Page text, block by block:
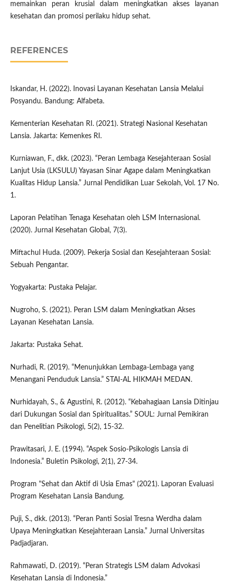
memainkan peran krusial dalam meningkatkan akses layanan
kesehatan dan promosi perilaku hidup sehat.
REFERENCES
Iskandar, H. (2022). Inovasi Layanan Kesehatan Lansia Melalui
Posyandu. Bandung: Alfabeta.
Kementerian Kesehatan RI. (2021). Strategi Nasional Kesehatan
Lansia. Jakarta: Kemenkes RI.
Kurniawan, F., dkk. (2023). “Peran Lembaga Kesejahteraan Sosial
Lanjut Usia (LKSULU) Yayasan Sinar Agape dalam Meningkatkan
Kualitas Hidup Lansia.” Jurnal Pendidikan Luar Sekolah, Vol. 17 No.
1.
Laporan Pelatihan Tenaga Kesehatan oleh LSM Internasional.
(2020). Jurnal Kesehatan Global, 7(3).
Miftachul Huda. (2009). Pekerja Sosial dan Kesejahteraan Sosial:
Sebuah Pengantar.
Yogyakarta: Pustaka Pelajar.
Nugroho, S. (2021). Peran LSM dalam Meningkatkan Akses
Layanan Kesehatan Lansia.
Jakarta: Pustaka Sehat.
Nurhadi, R. (2019). “Menunjukkan Lembaga-Lembaga yang
Menangani Penduduk Lansia.” STAI-AL HIKMAH MEDAN.
Nurhidayah, S., & Agustini, R. (2012). “Kebahagiaan Lansia Ditinjau
dari Dukungan Sosial dan Spiritualitas.” SOUL: Jurnal Pemikiran
dan Penelitian Psikologi, 5(2), 15-32.
Prawitasari, J. E. (1994). “Aspek Sosio-Psikologis Lansia di
Indonesia.” Buletin Psikologi, 2(1), 27-34.
Program "Sehat dan Aktif di Usia Emas" (2021). Laporan Evaluasi
Program Kesehatan Lansia Bandung.
Puji, S., dkk. (2013). “Peran Panti Sosial Tresna Werdha dalam
Upaya Meningkatkan Kesejahteraan Lansia.” Jurnal Universitas
Padjadjaran.
Rahmawati, D. (2019). “Peran Strategis LSM dalam Advokasi
Kesehatan Lansia di Indonesia.”